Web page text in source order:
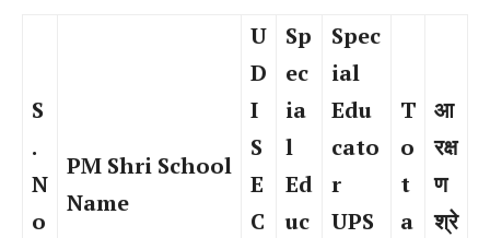
S
.
N
o
PM Shri School
Name
U
D
I
S
E
C
Sp
ec
ia
l
Ed
uc
Spec
ial
Edu
cato
r
UPS
T
o
t
a
आ
रक्ष
ण
श्रे